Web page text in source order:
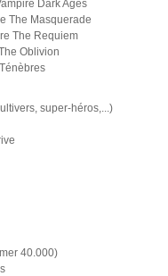
Dark Ages
The Masquerade
The Requiem
Oblivion
super-héros,...)
40.000)